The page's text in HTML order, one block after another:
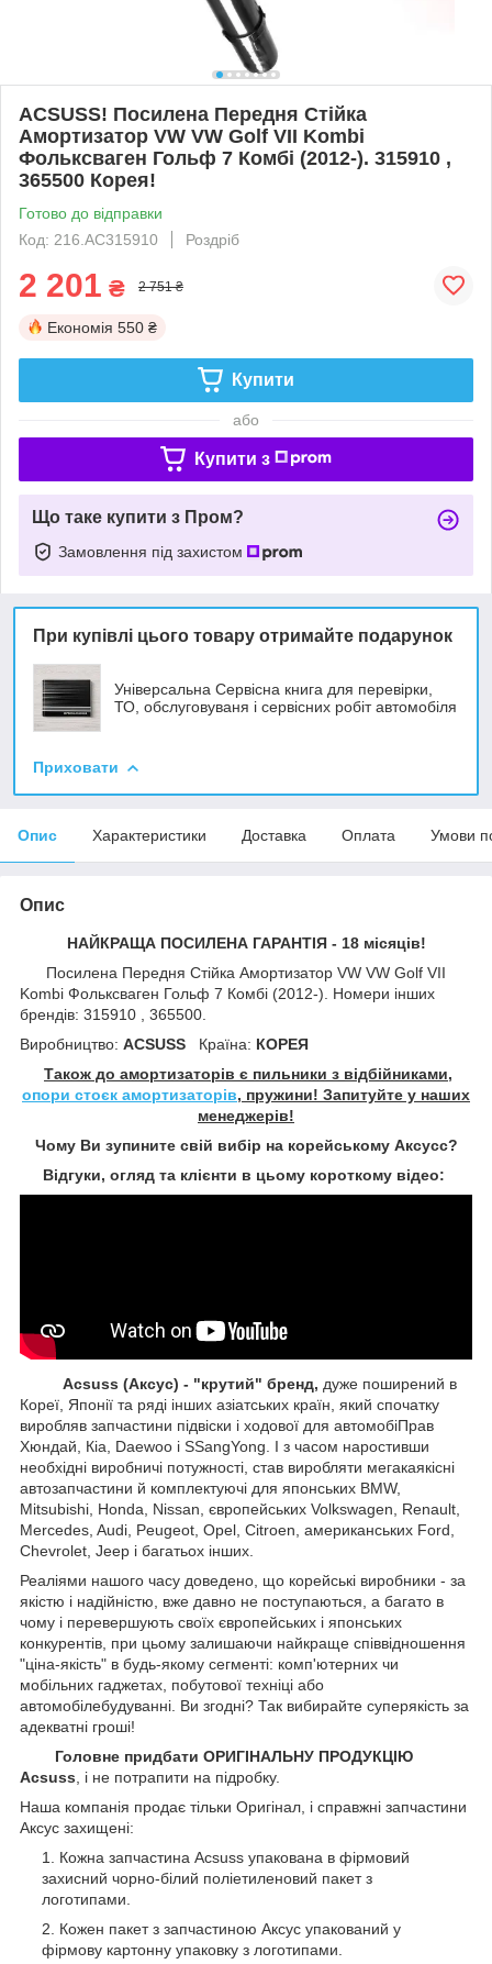
ACSUSS! Посилена Передня Стійка
Амортизатор VW VW Golf VII Kombi
Фольксваген Гольф 7 Комбі (2012-). 315910 ,
365500 Корея!
Готово до відправки
Код: 216.AC315910
Роздріб
2 201 ₴ 2 751 ₴
Економія 550 ₴
Купити
або
Купити з
Що таке купити з Пром?
Замовлення під захистом
При купівлі цього товару отримайте подарунок
Універсальна Сервісна книга для перевірки,
ТО, обслуговуваня і сервісних робіт автомобіля
Приховати
Опис Характеристики Доставка Оплата Умови
Опис
НАЙКРАЩА ПОСИЛЕНА ГАРАНТІЯ - 18 місяців!
Посилена Передня Стійка Амортизатор VW VW Golf VII
Kombi Фольксваген Гольф 7 Комбі (2012-). Номери інших
брендів: 315910 , 365500.
Виробництво: ACSUSS Країна: КОРЕЯ
Також до амортизаторів є пильники з відбійниками,
опори стоєк амортизаторів, пружини! Запитуйте у наших
менеджерів!
Чому Ви зупините свій вибір на корейському Аксусс?
Відгуки, огляд та клієнти в цьому короткому відео:
Acsuss (Аксус) - "крутий" бренд, дуже поширений в
Кореї, Японії та ряді інших азіатських країн, який спочатку
виробляв запчастини підвіски і ходової для автомобіПрав
Хюндай, Кіа, Daewoo і SSangYong. І з часом наростивши
необхідні виробничі потужності, став виробляти мегакаякісні
автозапчастини й комплектуючі для японських BMW,
Mitsubishi, Honda, Nissan, європейських Volkswagen, Renault,
Mercedes, Audi, Peugeot, Opel, Citroen, американських Ford,
Chevrolet, Jeep і багатьох інших.
Реаліями нашого часу доведено, що корейські виробники - за
якістю і надійністю, вже давно не поступаються, а багато в
чому і перевершують своїх європейських і японських
конкурентів, при цьому залишаючи найкраще співвідношення
"ціна-якість" в будь-якому сегменті: комп'ютерних чи
мобільних гаджетах, побутової техніці або
автомобілебудуванні. Ви згодні? Так вибирайте суперякість за
адекватні гроші!
Головне придбати ОРИГІНАЛЬНУ ПРОДУКЦІЮ
Acsuss , і не потрапити на підробку.
Наша компанія продає тільки Оригінал, і справжні запчастини
Аксус захищені:
Кожна запчастина Acsuss упакована в фірмовий
захисний чорно-білий поліетиленовий пакет з
логотипами.
Кожен пакет з запчастиною Аксус упакований у
фірмову картонну упаковку з логотипами.